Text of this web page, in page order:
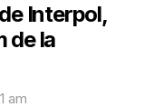
Interpol,
de la
am